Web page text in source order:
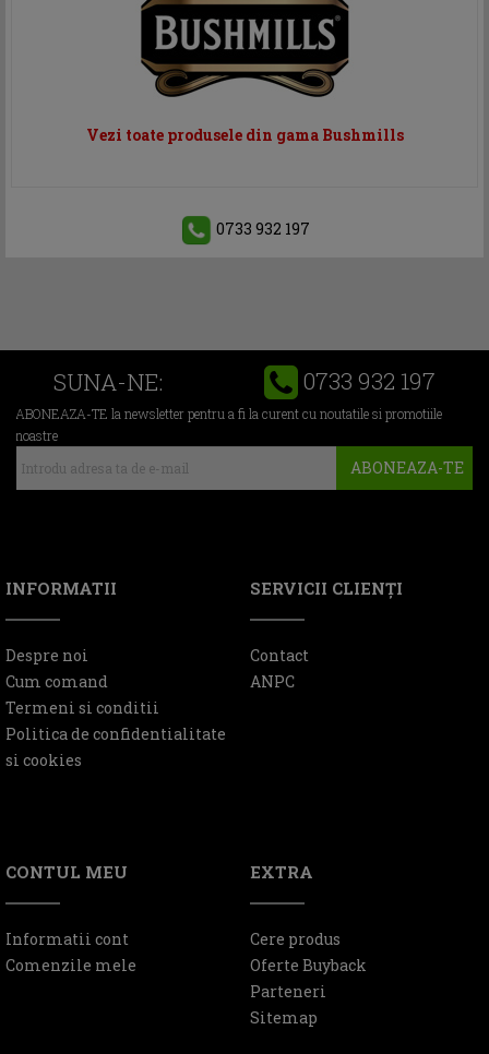
Vezi toate produsele din gama Bushmills
0733 932 197
SUNA-NE: 0733 932 197
ABONEAZA-TE la newsletter pentru a fi la curent cu noutatile si promotiile
noastre
ABONEAZA-TE
INFORMATII
Despre noi
Cum comand
Termeni si conditii
Politica de confidentialitate
si cookies
SERVICII CLIENŢI
Contact
ANPC
CONTUL MEU
Informatii cont
Comenzile mele
EXTRA
Cere produs
Oferte Buyback
Parteneri
Sitemap